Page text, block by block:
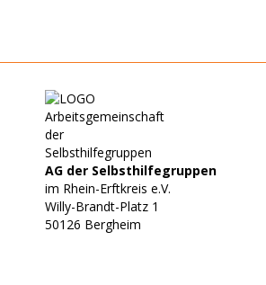
AG der Selbsthilfegruppen
im Rhein-Erftkreis e.V.
Willy-Brandt-Platz 1
50126 Bergheim